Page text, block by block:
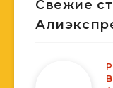
Свежие